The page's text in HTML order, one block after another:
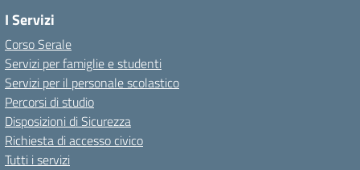
I Servizi
Corso Serale
Servizi per famiglie e studenti
Servizi per il personale scolastico
Percorsi di studio
Disposizioni di Sicurezza
Richiesta di accesso civico
Tutti i servizi